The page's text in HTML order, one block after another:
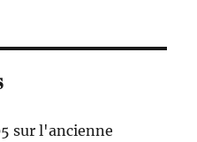
sur l'ancienne